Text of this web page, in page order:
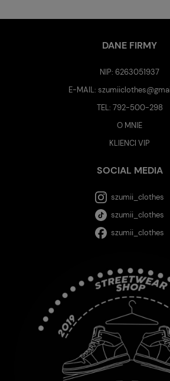
DANE FIRMY
NIP: 6263051937
E-MAIL:
TEL: 792-500-298
O MNIE
KLIENCI VIP
SOCIAL MEDIA
szumii_clothes
szumii_clothes
szumii_clothes